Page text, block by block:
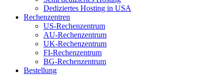
Dediziertes Hosting in USA
Rechenzentren
US-Rechenzentrum
AU-Rechenzentrum
UK-Rechenzentrum
FI-Rechenzentrum
BG-Rechenzentrum
Bestellung